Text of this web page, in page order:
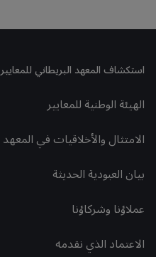
استكشاف المعهد البريطاني للمعايير
الهيئة الوطنية للمعايير
الامتثال والأخلاقيات في المعهد
بيان العبودية الحديثة
عملاؤنا وشركاؤنا
الاعتماد الذي نقدمه